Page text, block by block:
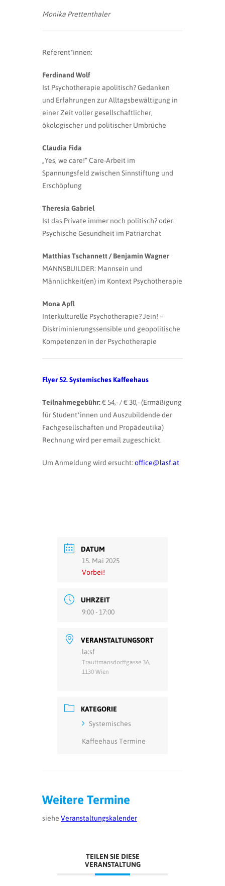
Monika Prettenthaler
Referent*innen:
Ferdinand Wolf
Ist Psychotherapie apolitisch? Gedanken
und Erfahrungen zur Alltagsbewältigung in
einer Zeit voller gesellschaftlicher,
ökologischer und politischer Umbrüche
Claudia Fida
„Yes, we care!“ Care-Arbeit im
Spannungsfeld zwischen Sinnstiftung und
Erschöpfung
Theresia Gabriel
Ist das Private immer noch politisch? oder:
Psychische Gesundheit im Patriarchat
Matthias Tschannett / Benjamin Wagner
MANNSBUILDER: Mannsein und
Männlichkeit(en) im Kontext Psychotherapie
Mona Apfl
Interkulturelle Psychotherapie? Jein! –
Diskriminierungssensible und geopolitische
Kompetenzen in der Psychotherapie
Flyer 52. Systemisches Kaffeehaus
Teilnahmegebühr:€ 54,- / € 30,- (Ermäßigung
für Student*innen und Auszubildende der
Fachgesellschaften und Propädeutika)
Rechnung wird per email zugeschickt.
Um Anmeldung wird ersucht: office@lasf.at
DATUM
15. Mai 2025
Vorbei!
UHRZEIT
9:00 - 17:00
VERANSTALTUNGSORT
la:sf
Trauttmansdorffgasse 3A,
1130 Wien
KATEGORIE
Systemisches
Kaffeehaus Termine
Weitere Termine
siehe Veranstaltungskalender
TEILEN SIE DIESE
VERANSTALTUNG